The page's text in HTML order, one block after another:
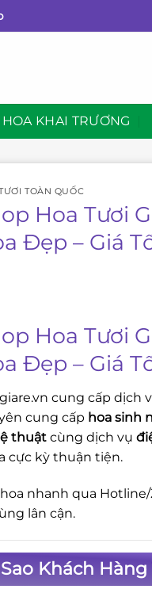
HOA KHAI TRƯƠNG
TOÀN QUỐC
Hoa Tươi
Đẹp – Giá
Hoa Tươi
Đẹp – Giá
cung cấp dịch
cung cấp hoa sinh
thuật cùng dịch vụ
cực kỳ thuận tiện.
nhanh qua Hotline/
lân cận.
Khách